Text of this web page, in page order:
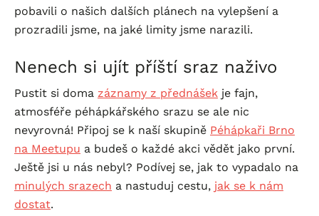
pobavili o našich dalších plánech na vylepšení a
prozradili jsme, na jaké limity jsme narazili.
Nenech si ujít příští sraz naživo
Pustit si doma záznamy z přednášek je fajn,
atmosféře péhápkářského srazu se ale nic
nevyrovná! Připoj se k naší skupině Péhápkaři Brno
na Meetupu a budeš o každé akci vědět jako první.
Ještě jsi u nás nebyl? Podívej se, jak to vypadalo na
minulých srazech a nastuduj cestu, jak se k nám
dostat.